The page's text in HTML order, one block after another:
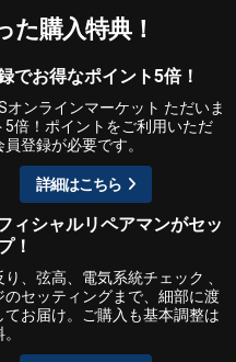
た購入特典！
でお得なポイント5倍！
オンラインマーケット ただいま
5倍！ポイントをご利用いただ
登録が必要です。
詳細はこちら
ィシャルリペアマンがセッ
！
、弦高、電気系統チェック 、
のセッティングまで、細部に渡
てお届け。ご購入も基本調整は